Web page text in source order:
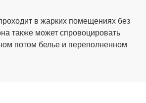
в жарких помещениях без
также может спровоцировать
потом белье и переполненном